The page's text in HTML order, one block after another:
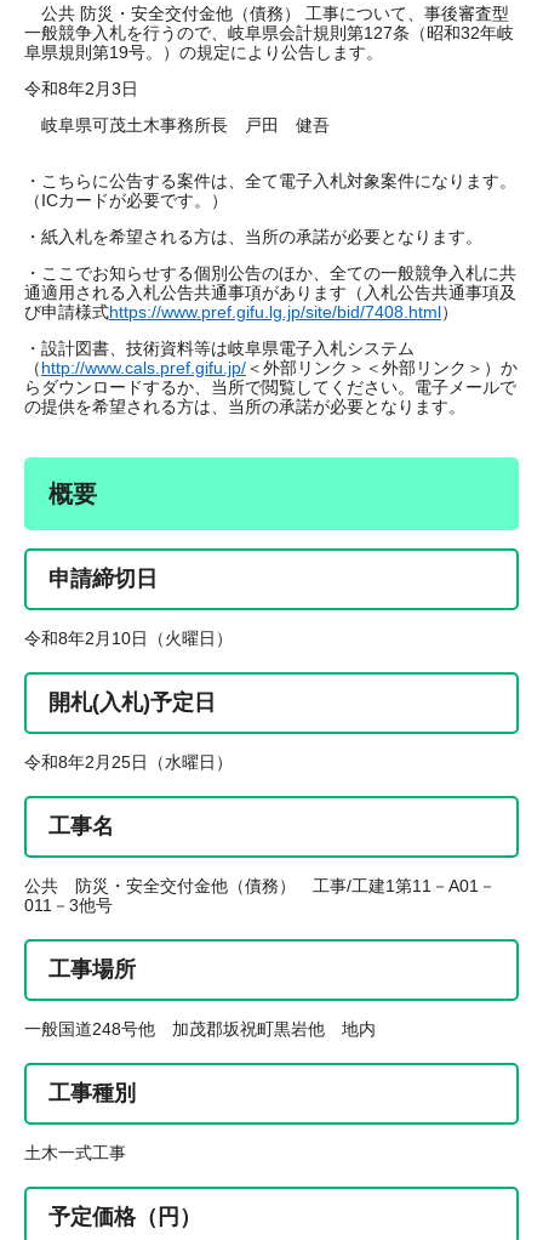
公共 防災・安全交付金他（債務） 工事について、事後審査型
一般競争入札を行うので、岐阜県会計規則第127条（昭和32年岐
阜県規則第19号。）の規定により公告します。
令和8年2月3日
岐阜県可茂土木事務所長 戸田 健吾
・こちらに公告する案件は、全て電子入札対象案件になります。
（ICカードが必要です。）
・紙入札を希望される方は、当所の承諾が必要となります。
・ここでお知らせする個別公告のほか、全ての一般競争入札に共
通適用される入札公告共通事項があります（入札公告共通事項及
び申請様式https://www.pref.gifu.lg.jp/site/bid/7408.html）
・設計図書、技術資料等は岐阜県電子入札システム
（http://www.cals.pref.gifu.jp/＜外部リンク＞ ＜外部リンク＞）か
らダウンロードするか、当所で閲覧してください。電子メールで
の提供を希望される方は、当所の承諾が必要となります。
概要
申請締切日
令和8年2月10日（火曜日）
開札(入札)予定日
令和8年2月25日（水曜日）
工事名
公共 防災・安全交付金他（債務） 工事/工建1第11－A01－
011－3他号
工事場所
一般国道248号他 加茂郡坂祝町黒岩他 地内
工事種別
土木一式工事
予定価格（円）